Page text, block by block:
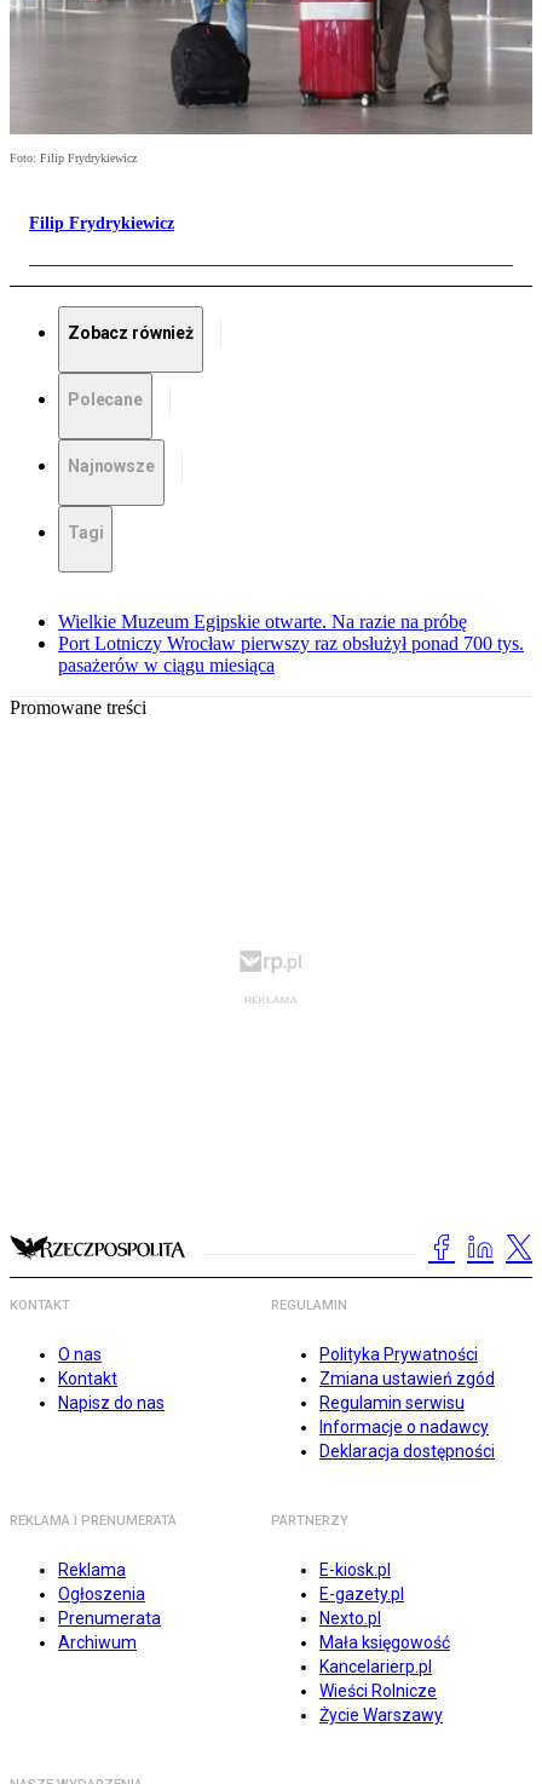
Foto: Filip Frydrykiewicz
Filip Frydrykiewicz
Zobacz również
Polecane
Najnowsze
Tagi
Wielkie Muzeum Egipskie otwarte. Na razie na próbę
Port Lotniczy Wrocław pierwszy raz obsłużył ponad 700 tys.
pasażerów w ciągu miesiąca
Promowane treści
KONTAKT
O nas
Kontakt
Napisz do nas
REGULAMIN
Polityka Prywatności
Zmiana ustawień zgód
Regulamin serwisu
Informacje o nadawcy
Deklaracja dostępności
REKLAMA I PRENUMERATA
Reklama
Ogłoszenia
Prenumerata
Archiwum
PARTNERZY
E-kiosk.pl
E-gazety.pl
Nexto.pl
Mała księgowość
Kancelarierp.pl
Wieści Rolnicze
Życie Warszawy